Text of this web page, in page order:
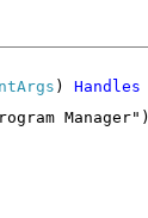
) Handles
Manager")